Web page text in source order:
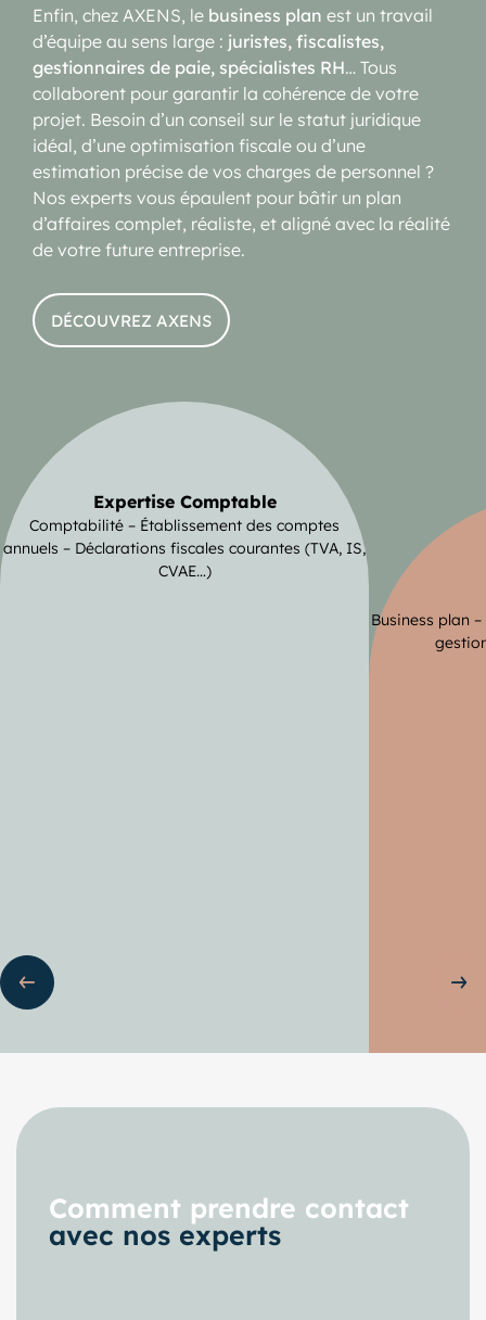
Enfin, chez AXENS, le business plan est un travail
d’équipe au sens large : juristes, fiscalistes,
gestionnaires de paie, spécialistes RH… Tous
collaborent pour garantir la cohérence de votre
projet. Besoin d’un conseil sur le statut juridique
idéal, d’une optimisation fiscale ou d’une
estimation précise de vos charges de personnel ?
Nos experts vous épaulent pour bâtir un plan
d’affaires complet, réaliste, et aligné avec la réalité
de votre future entreprise.
DÉCOUVREZ AXENS
Expertise Comptable
Comptabilité – Établissement des comptes
annuels – Déclarations fiscales courantes (TVA, IS,
CVAE…)
Business plan
Comment prendre contact
avec nos experts